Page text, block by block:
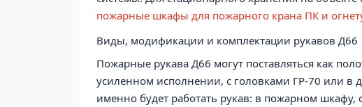
пожарные шкафы для пожарного крана ПК и
Виды, модификации и комплектации рукавов Д66
Пожарные рукава Д66 могут поставляться как
усиленном исполнении, с головками ГР-70 или в
именно будет работать рукав: в пожарном